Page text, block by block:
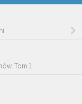
Tom 1